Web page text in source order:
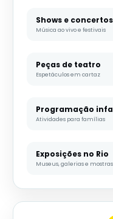
Shows e concertos
Música ao vivo e festivais
Peças de teatro
Espetáculos em cartaz
Programação
Atividades para famílias
Exposições no Rio
Museus, galerias e mostras